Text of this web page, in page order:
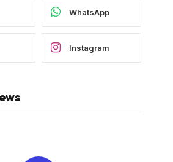
WhatsApp
Instagram